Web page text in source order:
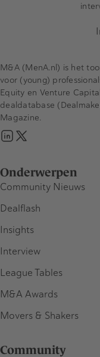
Onderwerpen
Community Nieuws
Dealflash
Insights
Interview
League Tables
M&A Awards
Movers & Shakers
Community
M&A (MenA.nl) is het
voor (young)
Equity en Venture
dealdatabase
Magazine.